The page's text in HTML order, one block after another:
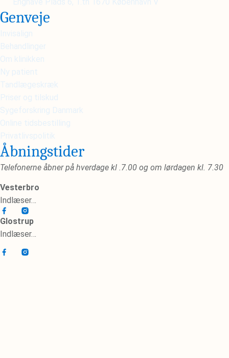
Genveje
Invisalign
Behandlinger
Om klinikken
Ny patient
Tandlægeskræk
Priser og tilskud
Sygeforskring Danmark
Online tidsbestilling
Privatlivspolitik
Åbningstider
Telefonerne åbner på hverdage kl .7.00 og om lørdagen kl. 7.30
Vesterbro
Indlæser…
Glostrup
Indlæser…